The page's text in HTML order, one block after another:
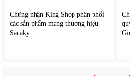
Chứng nhận King Shop phân phối
các sản phẩm mang thương hiệu
Sanaky